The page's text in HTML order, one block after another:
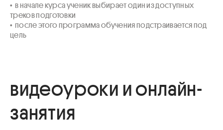
•  в начале курса ученик выбирает один из доступных
треков подготовки
•  после этого программа обучения подстраивается под
цель
видеоуроки и онлайн-
занятия